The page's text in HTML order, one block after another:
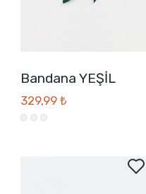
Bandana YEŞİL
329,99 ₺